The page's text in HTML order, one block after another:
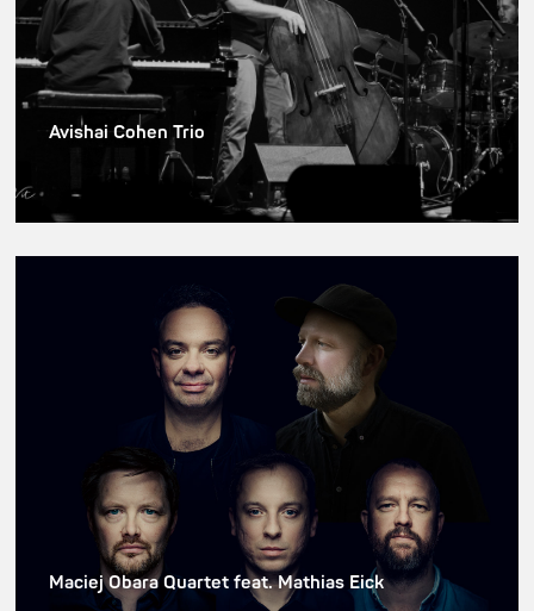
Avishai Cohen Trio
Maciej Obara Quartet feat. Mathias Eick